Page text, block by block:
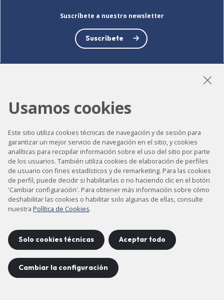
Suscríbete a nuestro newsletter
Suscríbete
LinkedInInstagram
Accesibilidad
Contacto
Aviso legal
Política de privacidad
Política de cookies
Mapa del sitio
© 2026CELLS
Usamos cookies
Este sitio utiliza cookies técnicas de navegación y de sesión para
garantizar un mejor servicio de navegación en el sitio, y cookies
analíticas para recopilar información sobre el uso del sitio por parte
de los usuarios. También utiliza cookies de elaboración de perfiles
de usuario con fines estadísticos y de remarketing. Para las cookies
de perfil, puede decidir si habilitarlas o no haciendo clic en el botón
'Cambiar configuración'. Para obtener más información sobre cómo
deshabilitar las cookies o habilitar solo algunas de ellas, consulte
nuestra Política de Cookies.
Solo cookies técnicas Aceptar todo
Cambiar la configuración